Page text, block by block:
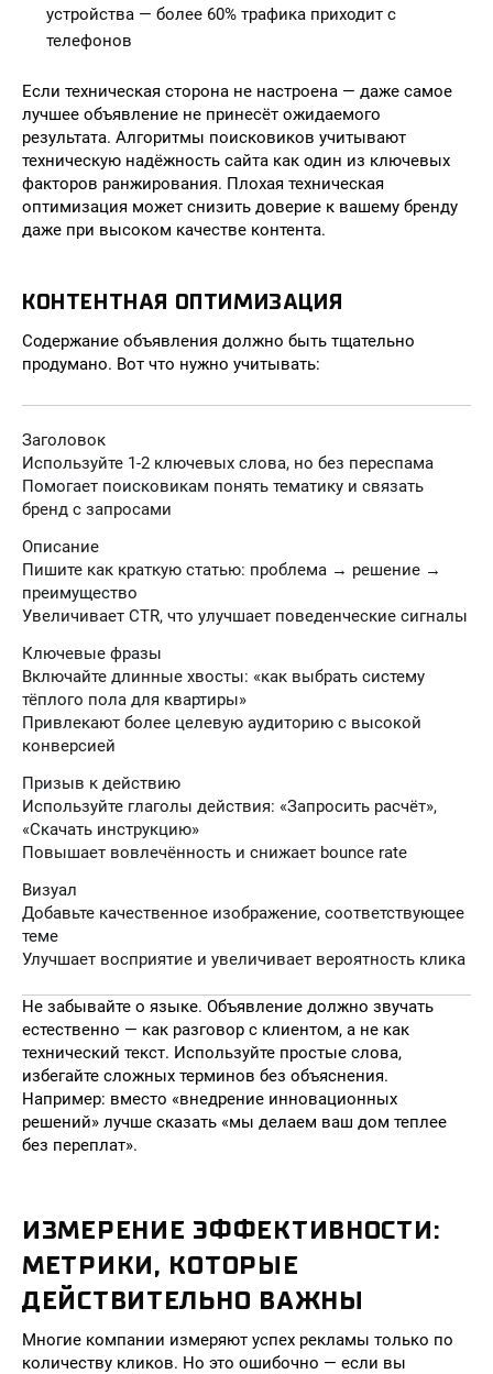
устройства — более 60% трафика приходит с
телефонов
Если техническая сторона не настроена — даже самое
лучшее объявление не принесёт ожидаемого
результата. Алгоритмы поисковиков учитывают
техническую надёжность сайта как один из ключевых
факторов ранжирования. Плохая техническая
оптимизация может снизить доверие к вашему бренду
даже при высоком качестве контента.
КОНТЕНТНАЯ ОПТИМИЗАЦИЯ
Содержание объявления должно быть тщательно
продумано. Вот что нужно учитывать:
Заголовок
Используйте 1-2 ключевых слова, но без переспама
Помогает поисковикам понять тематику и связать
бренд с запросами
Описание
Пишите как краткую статью: проблема → решение →
преимущество
Увеличивает CTR, что улучшает поведенческие сигналы
Ключевые фразы
Включайте длинные хвосты: «как выбрать систему
тёплого пола для квартиры»
Привлекают более целевую аудиторию с высокой
конверсией
Призыв к действию
Используйте глаголы действия: «Запросить расчёт»,
«Скачать инструкцию»
Повышает вовлечённость и снижает bounce rate
Визуал
Добавьте качественное изображение, соответствующее
теме
Улучшает восприятие и увеличивает вероятность клика
Не забывайте о языке. Объявление должно звучать
естественно — как разговор с клиентом, а не как
технический текст. Используйте простые слова,
избегайте сложных терминов без объяснения.
Например: вместо «внедрение инновационных
решений» лучше сказать «мы делаем ваш дом теплее
без переплат».
ИЗМЕРЕНИЕ ЭФФЕКТИВНОСТИ:
МЕТРИКИ, КОТОРЫЕ
ДЕЙСТВИТЕЛЬНО ВАЖНЫ
Многие компании измеряют успех рекламы только по
количеству кликов. Но это ошибочно — если вы